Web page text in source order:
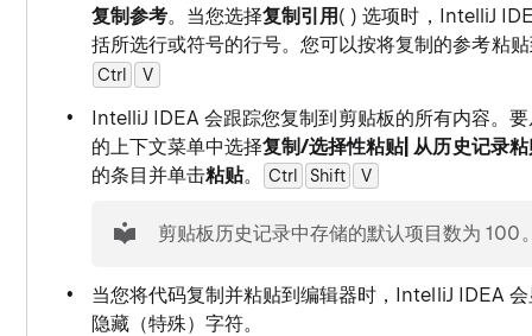
复制参考。当您选择复制引用 ( ) 选项时，IntelliJ
括所选行或符号的行号。您可以按将复制的参考粘
Ctrl 0
V
IntelliJ IDEA 会跟踪您复制到剪贴板的所有内容。
的上下文菜单中选择复制/选择性粘贴| 从历史记录粘
的条目并单击粘贴。 Ctrl Shift 0
V
剪贴板历史记录中存储的默认项目数为 100
当您将代码复制并粘贴到编辑器时，IntelliJ IDEA
隐藏（特殊）字符。